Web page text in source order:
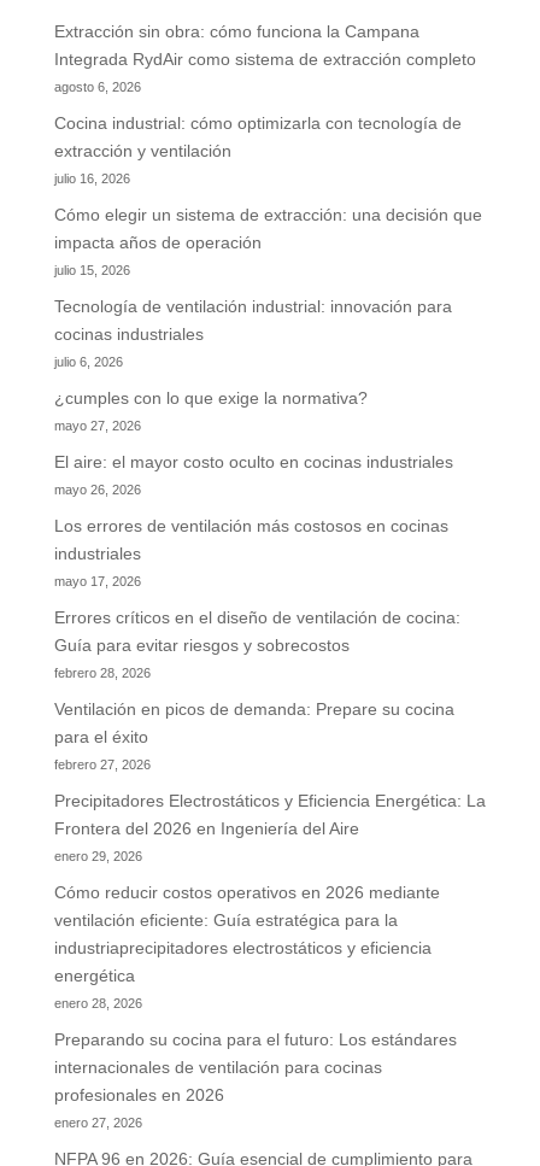
Extracción sin obra: cómo funciona la Campana
Integrada RydAir como sistema de extracción completo
agosto 6, 2026
Cocina industrial: cómo optimizarla con tecnología de
extracción y ventilación
julio 16, 2026
Cómo elegir un sistema de extracción: una decisión que
impacta años de operación
julio 15, 2026
Tecnología de ventilación industrial: innovación para
cocinas industriales
julio 6, 2026
¿cumples con lo que exige la normativa?
mayo 27, 2026
El aire: el mayor costo oculto en cocinas industriales
mayo 26, 2026
Los errores de ventilación más costosos en cocinas
industriales
mayo 17, 2026
Errores críticos en el diseño de ventilación de cocina:
Guía para evitar riesgos y sobrecostos
febrero 28, 2026
Ventilación en picos de demanda: Prepare su cocina
para el éxito
febrero 27, 2026
Precipitadores Electrostáticos y Eficiencia Energética: La
Frontera del 2026 en Ingeniería del Aire
enero 29, 2026
Cómo reducir costos operativos en 2026 mediante
ventilación eficiente: Guía estratégica para la
industriaprecipitadores electrostáticos y eficiencia
energética
enero 28, 2026
Preparando su cocina para el futuro: Los estándares
internacionales de ventilación para cocinas
profesionales en 2026
enero 27, 2026
NFPA 96 en 2026: Guía esencial de cumplimiento para